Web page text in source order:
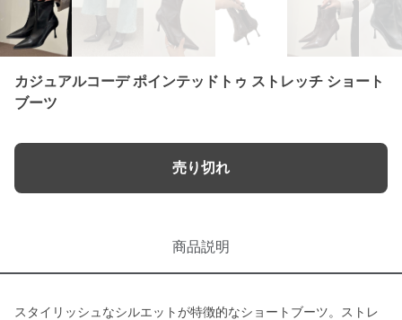
カジュアルコーデ ポインテッドトゥ ストレッチ ショート
ブーツ
売り切れ
商品説明
スタイリッシュなシルエットが特徴的なショートブーツ。ストレ